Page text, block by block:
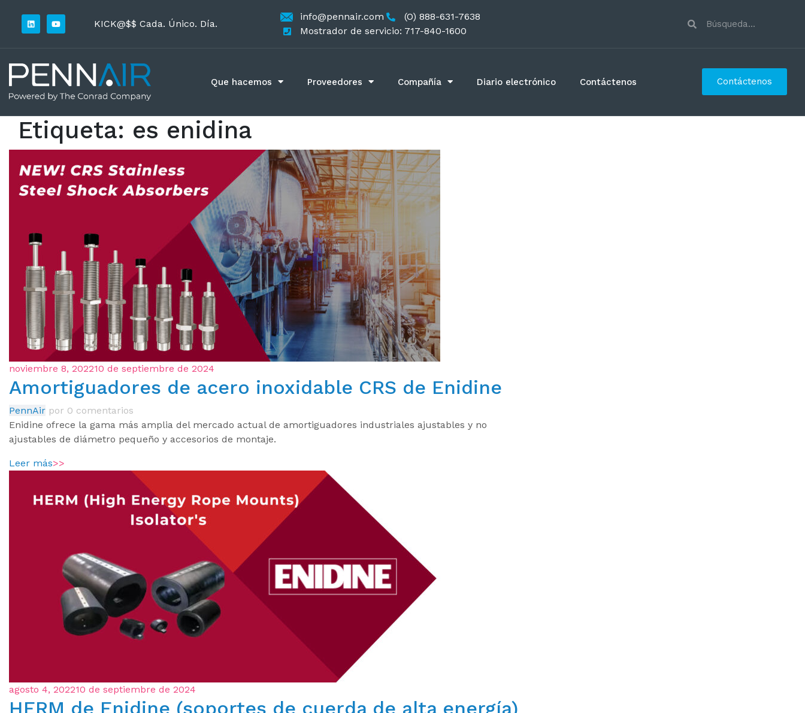
KICK@$$ Cada. Único. Día.
info@pennair.com
(O) 888-631-7638
Mostrador de servicio: 717-840-1600
Que hacemos Proveedores Compañía Diario electrónico Contáctenos Contáctenos
Etiqueta: es enidina
noviembre 8, 202210 de septiembre de 2024
Amortiguadores de acero inoxidable CRS de Enidine
PennAir por 0 comentarios
Enidine ofrece la gama más amplia del mercado actual de amortiguadores industriales ajustables y no
ajustables de diámetro pequeño y accesorios de montaje.
Leer más>>
agosto 4, 202210 de septiembre de 2024
HERM de Enidine (soportes de cuerda de alta energía)